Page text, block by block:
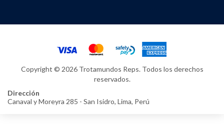
Copyright © 2026 Trotamundos Reps. Todos los derechos
reservados.
Dirección
Canaval y Moreyra 285 - San Isidro, Lima, Perú